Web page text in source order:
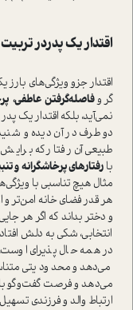
اقتدار یک پدردر
اقتدار جزو ویژگی‌های بارز
گروفاصله‌گرفتن عاطفی،
نمی‌آید، بلکه اقتدار یک
دو طرف در آن دیده و
طبیعی آن رفتار که
بارفتار‌های پرخاشگرانه و
مثال هیچ تناسبی با
هر قدر فضای خانه امن‌تر و
و دختر بداند که اگر هر
انتخابی، شکی به دلش
در همه حال پذیرای
می‌دهد و محدودیتی
می‌دهد و فرصت گفت‌وگو با
ارتباط والد و فرزندی